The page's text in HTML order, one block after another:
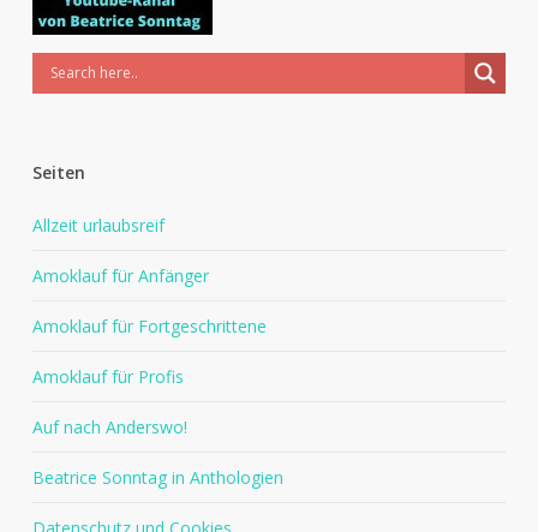
Seiten
Allzeit urlaubsreif
Amoklauf für Anfänger
Amoklauf für Fortgeschrittene
Amoklauf für Profis
Auf nach Anderswo!
Beatrice Sonntag in Anthologien